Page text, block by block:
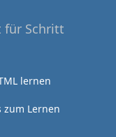
für Schritt
lernen
zum Lernen